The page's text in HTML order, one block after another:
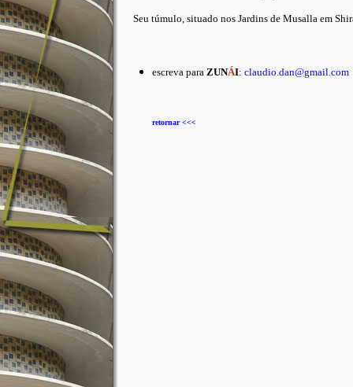
Seu túmulo, situado nos Jardins de Musallaem
escreva para ZUNÁI: claudio.dan@gmail.com
retornar <<<